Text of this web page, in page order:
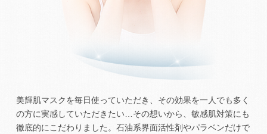
美輝肌マスクを毎日使っていただき、その効果を一人でも多く
の方に実感していただきたい…その想いから、敏感肌対策にも
徹底的にこだわりました。石油系界面活性剤やパラベンだけで